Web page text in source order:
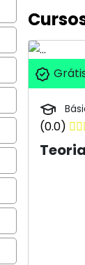
(0.0)